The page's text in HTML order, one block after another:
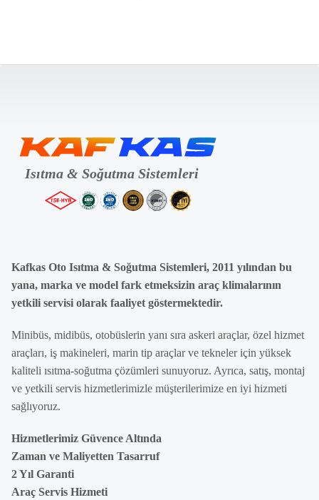
Kafkas Oto Isıtma & Soğutma Sistemleri, 2011 yılından bu
yana, marka ve model fark etmeksizin araç klimalarının
yetkili servisi olarak faaliyet göstermektedir.
Minibüs, midibüs, otobüslerin yanı sıra askeri araçlar, özel hizmet
araçları, iş makineleri, marin tip araçlar ve tekneler için yüksek
kaliteli ısıtma-soğutma çözümleri sunuyoruz. Ayrıca, satış, montaj
ve yetkili servis hizmetlerimizle müşterilerimize en iyi hizmeti
sağlıyoruz.
Hizmetlerimiz Güvence Altında
Zaman ve Maliyetten Tasarruf
2 Yıl Garanti
Araç Servis Hizmeti